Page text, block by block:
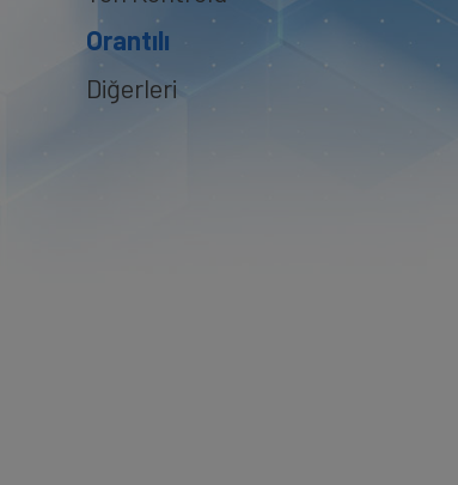
Orantılı
Diğerleri